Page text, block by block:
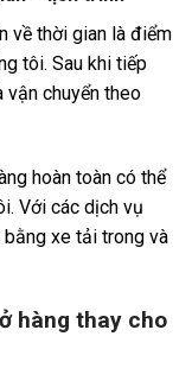
về thời gian là điểm
tôi. Sau khi tiếp
vận chuyển theo
hoàn toàn có thể
Với các dịch vụ
bằng xe tải trong và
hàng thay cho